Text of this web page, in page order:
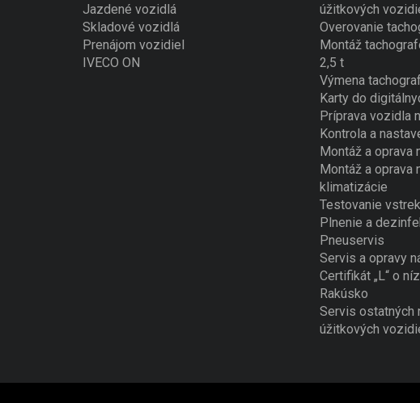
Jazdené vozidlá
Skladové vozidlá
Prenájom vozidiel
IVECO ON
úžitkových
Overovanie
Montáž
2,5 t
Výmena
Karty do
Príprava vozidla
Kontrola a
Montáž a oprava
Montáž a oprava
klimatizácie
Testovanie
Plnenie a
Pneuservis
Servis a opravy
Certifikát „L“ o
Rakúsko
Servis ostatných
úžitkových